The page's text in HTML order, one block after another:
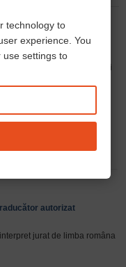
financiar și asigurăti
imobiliare, asigurări și
open_in_new email
autorizat
jurat de limba româna
technology to
experience. You
use settings to